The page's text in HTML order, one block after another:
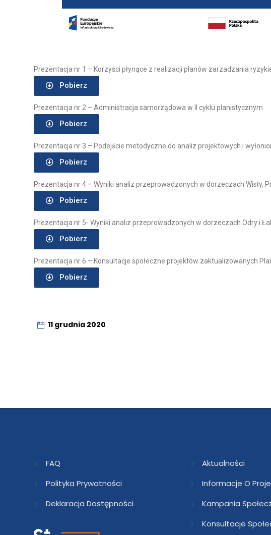
Prezentacja nr 1 – Korzyści płynące z realizacji planów zarzadzania
Pobierz
Prezentacja nr 2 – Administracja samorządowa w II cyklu planistycznym
Pobierz
Prezentacja nr 3 – Podejście metodyczne do analiz projektowych i
Pobierz
Prezentacja nr 4 – Wyniki analiz przeprowadzonych w dorzeczach Wisły,
Pobierz
Prezentacja nr 5- Wyniki analiz przeprowadzonych w dorzeczach Odry i
Pobierz
Prezentacja nr 6 – Konsultacje społeczne projektów zaktualizowanych
Pobierz
11 grudnia 2020
FAQ
Polityka Prywatności
Deklaracja Dostępności
Aktualności
Informacje O
Kampania
Konsultacje